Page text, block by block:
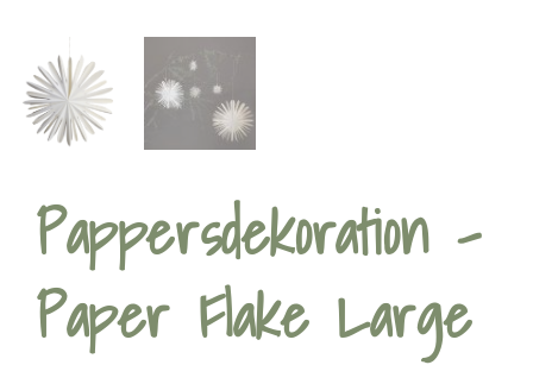
Pappersdekoration –
Paper Flake Large